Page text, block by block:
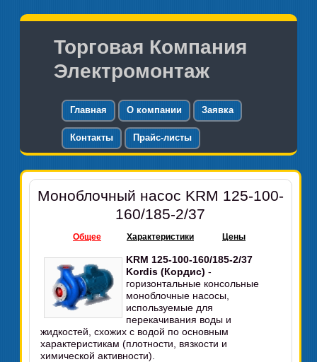
Торговая Компания
Электромонтаж
Главная О компании Заявка
Контакты Прайс-листы
Моноблочный насос KRM 125-100-
160/185-2/37
Общее Характеристики Цены
KRM 125-100-160/185-2/37
Kordis (Кордис) -
горизонтальные консольные
моноблочные насосы,
используемые для
перекачивания воды и
жидкостей, схожих с водой по основным
характеристикам (плотности, вязкости и
химической активности).